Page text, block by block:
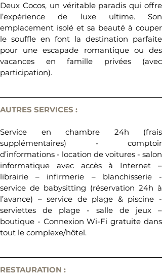
Deux Cocos, un véritable paradis qui offre
l’expérience de luxe ultime. Son
emplacement isolé et sa beauté à couper
le souffle en font la destination parfaite
pour une escapade romantique ou des
vacances en famille privées (avec
participation).
AUTRES SERVICES :
Service en chambre 24h (frais
supplémentaires) - comptoir
d’informations - location de voitures - salon
informatique avec accès à Internet –
librairie – infirmerie – blanchisserie -
service de babysitting (réservation 24h à
l’avance) – service de plage & piscine -
serviettes de plage - salle de jeux –
boutique - Connexion Wi-Fi gratuite dans
tout le complexe/hôtel.
RESTAURATION :